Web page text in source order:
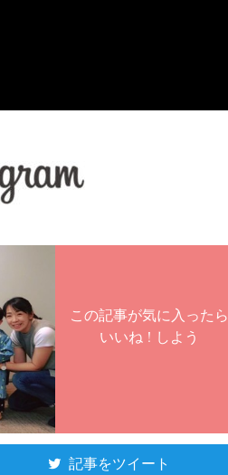
この記事が気に入ったら
いいね ! しよう
記事をツイート